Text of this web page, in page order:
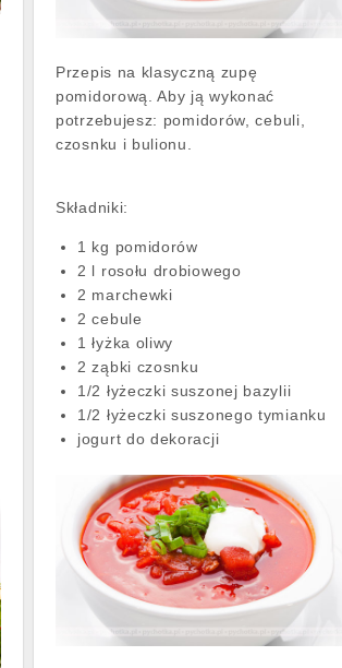
Przepis na klasyczną zupę
pomidorową. Aby ją wykonać
potrzebujesz: pomidorów, cebuli,
czosnku i bulionu.
Składniki:
1 kg pomidorów
2 l rosołu drobiowego
2 marchewki
2 cebule
1 łyżka oliwy
2 ząbki czosnku
1/2 łyżeczki suszonej bazylii
1/2 łyżeczki suszonego tymianku
jogurt do dekoracji